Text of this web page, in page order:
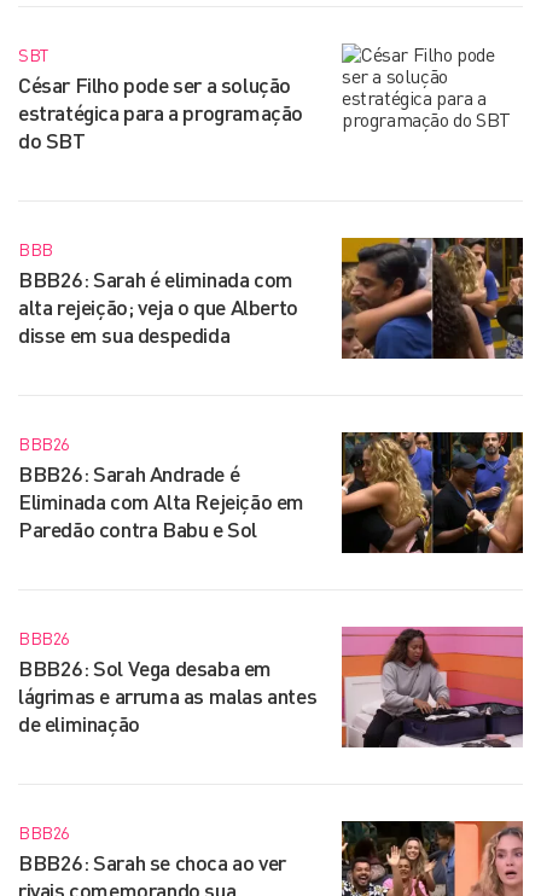
SBT
César Filho pode ser a solução
estratégica para a programação
do SBT
BBB
BBB26: Sarah é eliminada com
alta rejeição; veja o que Alberto
disse em sua despedida
BBB26
BBB26: Sarah Andrade é
Eliminada com Alta Rejeição em
Paredão contra Babu e Sol
BBB26
BBB26: Sol Vega desaba em
lágrimas e arruma as malas antes
de eliminação
BBB26
BBB26: Sarah se choca ao ver
rivais comemorando sua